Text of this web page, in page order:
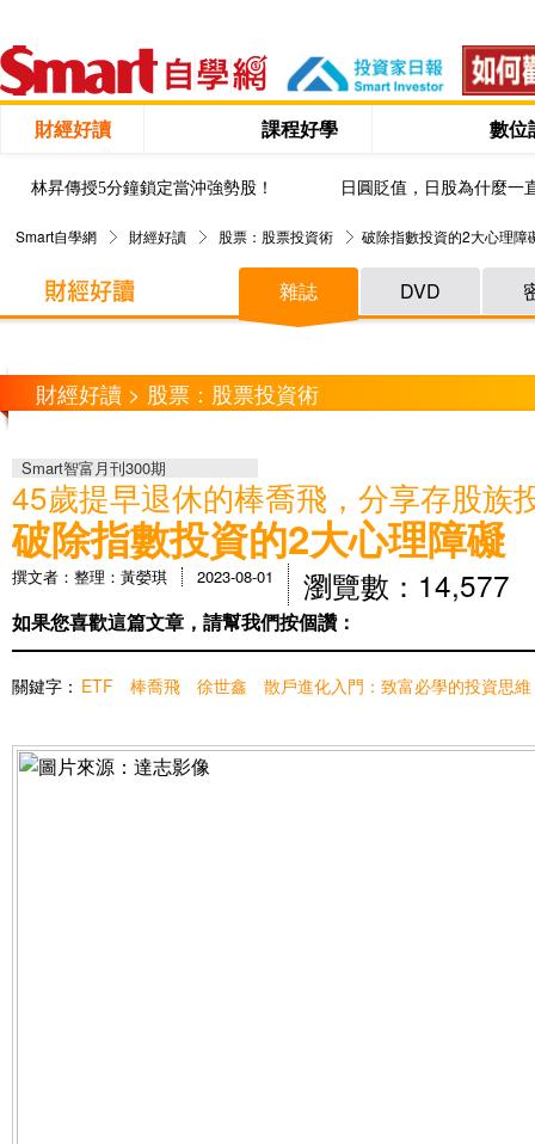
財經好讀 課程好學 數位
林昇傳授5分鐘鎖定當沖強勢股！ 日圓貶值，日股為什麼一
Smart自學網 財經好讀 股票：股票投資術 破除指數投資的2大心理障
雜誌 DVD
財經好讀 > 股票：股票投資術
Smart智富月刊300期
45歲提早退休的棒喬飛，分享存股族
破除指數投資的2大心理障礙
撰文者：整理：黃嫈琪 2023-08-01 瀏覽數：14,577
如果您喜歡這篇文章，請幫我們按個讚：
關鍵字： ETF 棒喬飛 徐世鑫 散戶進化入門：致富必學的投資思維